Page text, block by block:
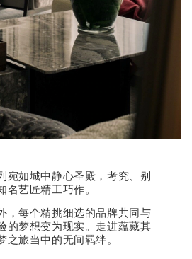
宛如城中静心圣殿，考究、别
名艺匠精工巧作。
，每个精挑细选的品牌共同与
的梦想变为现实。走进蕴藏其
之旅当中的无间羁绊。